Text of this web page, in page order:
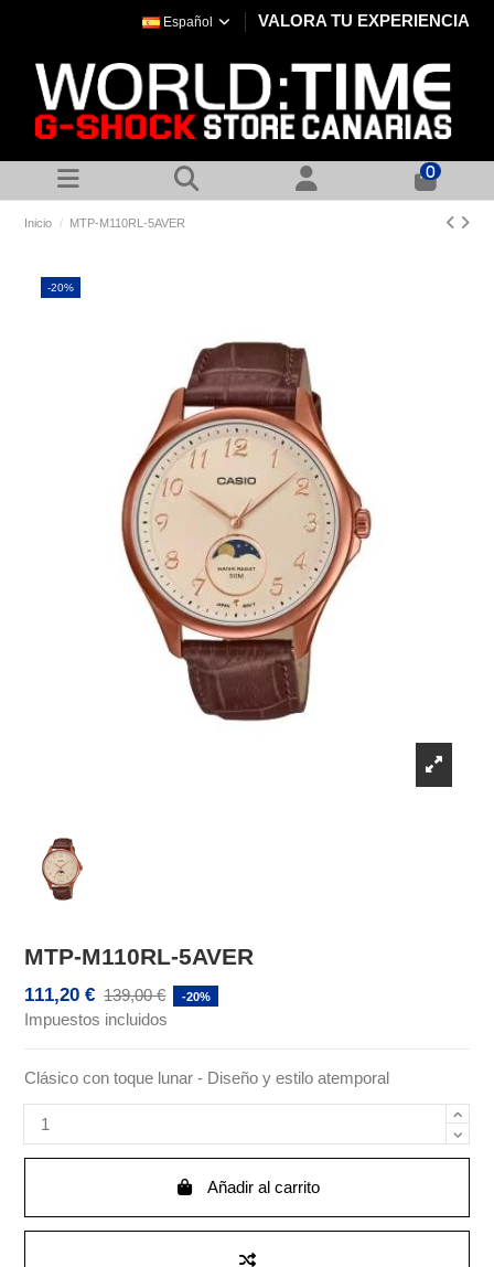
Español VALORA TU EXPERIENCIA
0
Inicio MTP-M110RL-5AVER
-20%
MTP-M110RL-5AVER
111,20 € 139,00 € -20%
Impuestos incluidos
Clásico con toque lunar - Diseño y estilo atemporal
Añadir al carrito